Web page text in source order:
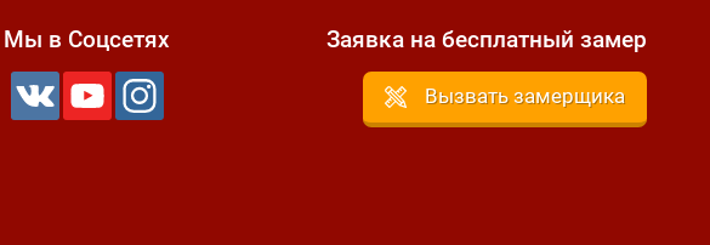
Мы в Соцсетях Заявка на бесплатный замер
Вызвать замерщика